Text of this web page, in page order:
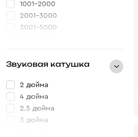
1001-2000
2001-3000
3001-5000
Звуковая катушка
2 дюйма
4 дюйма
2.5 дюйма
3 дюйма